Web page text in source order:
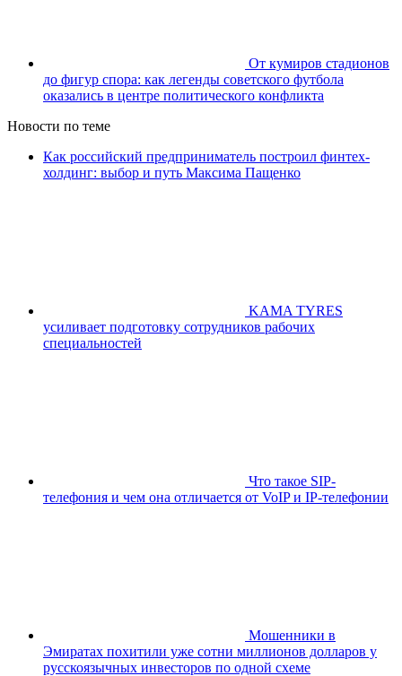
От кумиров стадионов
до фигур спора: как легенды советского футбола
оказались в центре политического конфликта
Новости по теме
Как российский предприниматель построил финтех-
холдинг: выбор и путь Максима Пащенко
KAMA TYRES
усиливает подготовку сотрудников рабочих
специальностей
Что такое SIP-
телефония и чем она отличается от VoIP и IP-телефонии
Мошенники в
Эмиратах похитили уже сотни миллионов долларов у
русскоязычных инвесторов по одной схеме